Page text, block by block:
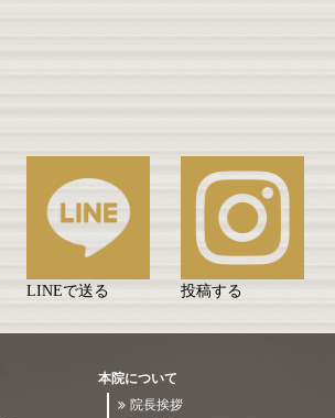
LINEで送る 投稿する
本院について
院長挨拶